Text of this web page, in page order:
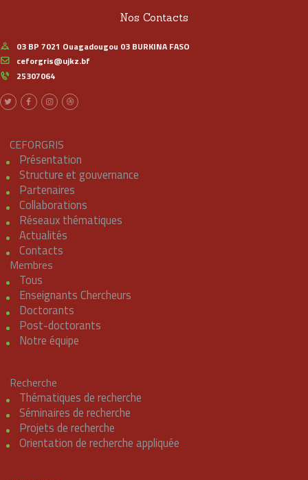
Nos Contacts
03 BP 7021 Ouagadougou 03 BURKINA FASO
ceforgris@ujkz.bf
25307064
CEFORGRIS
Présentation
Structure et gouvernance
Partenaires
Collaborations
Réseaux thématiques
Actualités
Contacts
Membres
Tous
Enseignants Chercheurs
Doctorants
Post-doctorants
Notre équipe
Recherche
Thématiques de recherche
Séminaires de recherche
Projets de recherche
Orientation de recherche appliquée